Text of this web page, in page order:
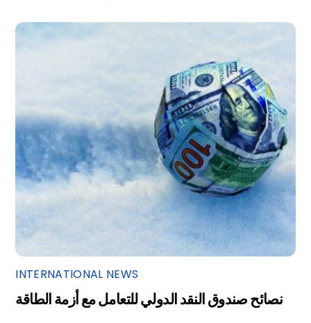
INTERNATIONAL NEWS
نصائح صندوق النقد الدولي للتعامل مع أزمة الطاقة